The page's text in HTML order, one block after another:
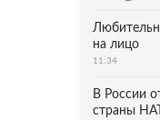
на лицо
11:34
В России
страны